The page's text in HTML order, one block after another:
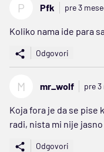
P Pfk pre 3
Koliko nama ide para
Odgovori
M mr_wolf pre 3
Koja fora je da se pise
radi, nista mi nije jasno
Odgovori